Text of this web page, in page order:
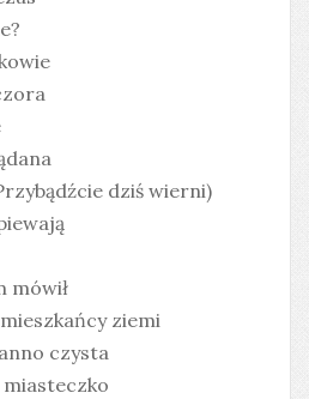
dziś wierni)
mówił
ziemi
czysta